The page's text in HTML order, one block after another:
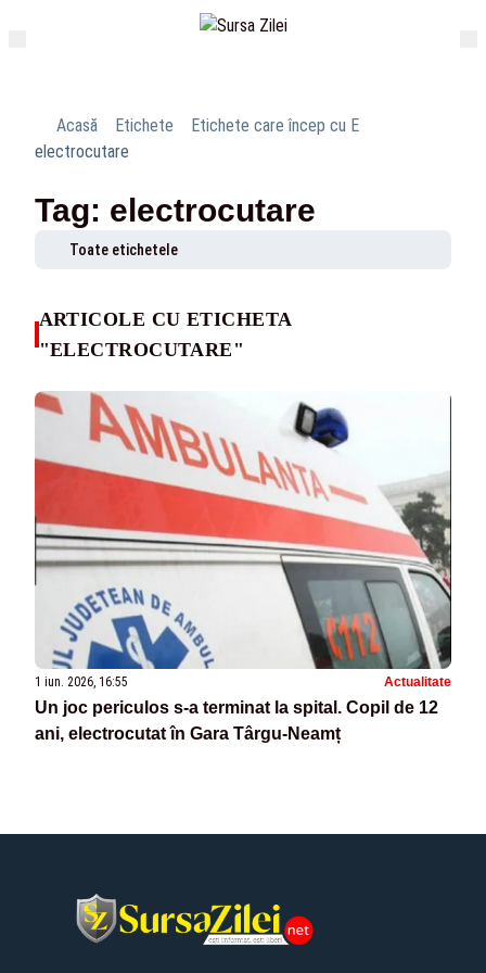
Acasă Etichete
Etichete care încep cu E
electrocutare
Tag: electrocutare
Toate etichetele
ARTICOLE CU ETICHETA
"ELECTROCUTARE"
1 iun. 2026, 16:55 Actualitate
Un joc periculos s-a terminat la spital. Copil de 12
ani, electrocutat în Gara Târgu-Neamț